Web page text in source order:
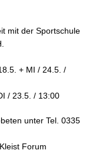
mit der Sportschule
+ MI / 24.5. /
/ 23.5. / 13:00
unter Tel. 0335
Forum